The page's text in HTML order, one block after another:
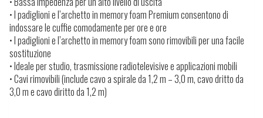
• I padiglioni e l’archetto in memory foam Premium consentono di
indossare le cuffie comodamente per ore e ore
• I padiglioni e l’archetto in memory foam sono rimovibili per una facile
sostituzione
• Ideale per studio, trasmissione radiotelevisive e applicazioni mobili
• Cavi rimovibili (include cavo a spirale da 1,2 m – 3,0 m, cavo dritto da
3,0 m e cavo diritto da 1,2 m)